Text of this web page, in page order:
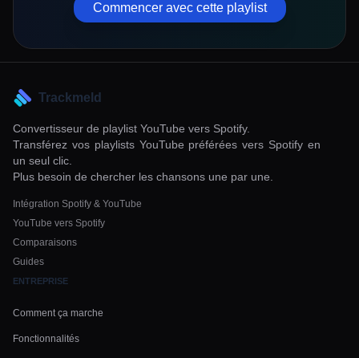
Commencer avec cette playlist
Trackmeld
Convertisseur de playlist YouTube vers Spotify.
Transférez vos playlists YouTube préférées vers Spotify en
un seul clic.
Plus besoin de chercher les chansons une par une.
Intégration Spotify & YouTube
YouTube vers Spotify
Comparaisons
Guides
ENTREPRISE
Comment ça marche
Fonctionnalités